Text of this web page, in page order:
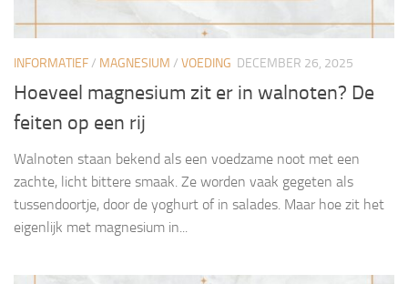
INFORMATIEF/ MAGNESIUM / VOEDING DECEMBER 26, 2025
Hoeveel magnesium zit er in walnoten? De
feiten op een rij
Walnoten staan bekend als een voedzame noot met een
zachte, licht bittere smaak. Ze worden vaak gegeten als
tussendoortje, door de yoghurt of in salades. Maar hoe zit het
eigenlijk met magnesium in...